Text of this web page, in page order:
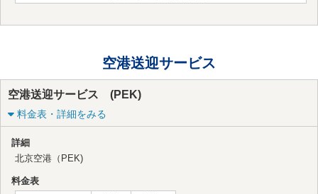
空港送迎サービス
空港送迎サービス (PEK)
料金表・詳細をみる
詳細
北京空港（PEK)
料金表